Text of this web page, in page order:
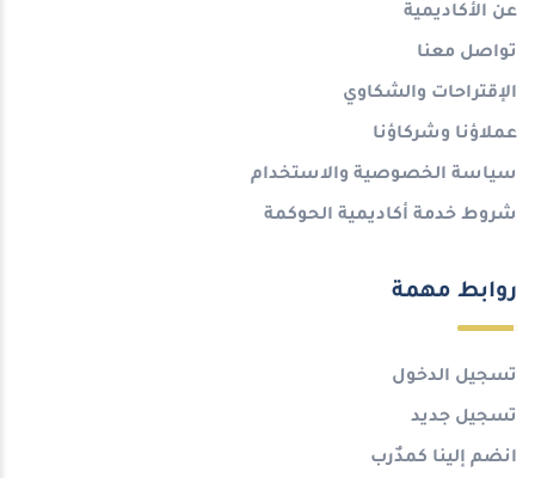
عن الأكاديمية
تواصل معنا
الإقتراحات والشكاوي
عملاؤنا وشركاؤنا
سياسة الخصوصية والاستخدام
شروط خدمة أكاديمية الحوكمة
روابط مهمة
تسجيل الدخول
تسجيل جديد
انضم إلينا كمدٌرب